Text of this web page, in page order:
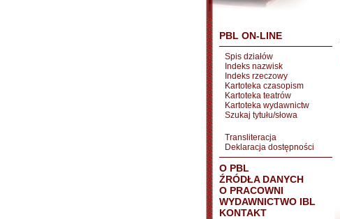
PBL ON-LINE
Spis działów
Indeks nazwisk
Indeks rzeczowy
Kartoteka czasopism
Kartoteka teatrów
Kartoteka wydawnictw
Szukaj tytułu/słowa
Transliteracja
Deklaracja dostępności
O PBL
ŹRÓDŁA DANYCH
O PRACOWNI
WYDAWNICTWO IBL
KONTAKT